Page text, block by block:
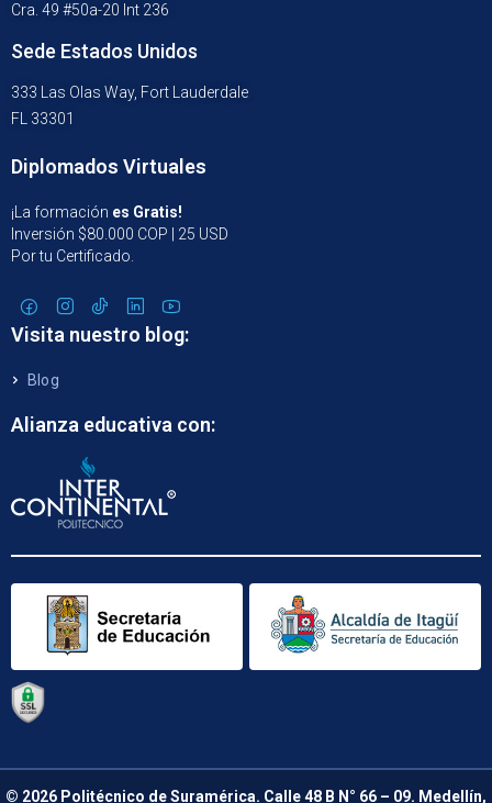
Cra. 49 #50a-20 Int 236
Sede Estados Unidos
333 Las Olas Way, Fort Lauderdale
FL 33301
Diplomados Virtuales
¡La formación es Gratis!
Inversión $80.000 COP | 25 USD
Por tu Certificado.
Visita nuestro blog:
Blog
Alianza educativa con:
© 2026 Politécnico de Suramérica. Calle 48 B N° 66 – 09. Medellín,